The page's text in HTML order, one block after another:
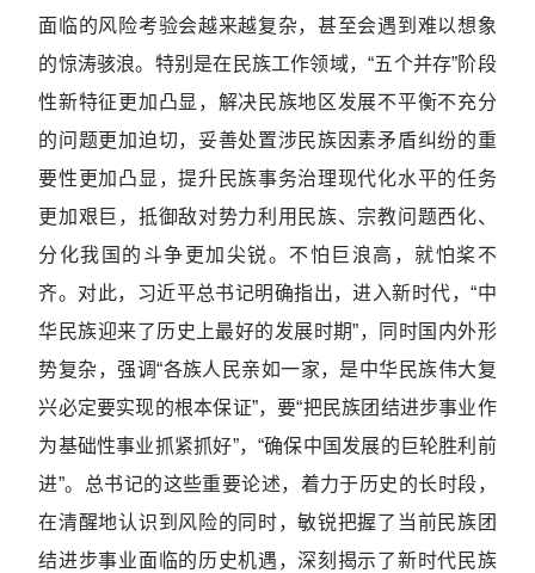
面临的风险考验会越来越复杂，甚至会遇到难以想象
的惊涛骇浪。特别是在民族工作领域，“五个并存”阶段
性新特征更加凸显，解决民族地区发展不平衡不充分
的问题更加迫切，妥善处置涉民族因素矛盾纠纷的重
要性更加凸显，提升民族事务治理现代化水平的任务
更加艰巨，抵御敌对势力利用民族、宗教问题西化、
分化我国的斗争更加尖锐。不怕巨浪高，就怕桨不
齐。对此，习近平总书记明确指出，进入新时代，“中
华民族迎来了历史上最好的发展时期”，同时国内外形
势复杂，强调“各族人民亲如一家，是中华民族伟大复
兴必定要实现的根本保证”，要“把民族团结进步事业作
为基础性事业抓紧抓好”，“确保中国发展的巨轮胜利前
进”。总书记的这些重要论述，着力于历史的长时段，
在清醒地认识到风险的同时，敏锐把握了当前民族团
结进步事业面临的历史机遇，深刻揭示了新时代民族